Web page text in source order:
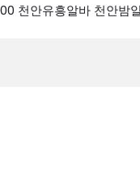
천안유흥알바 천안밤